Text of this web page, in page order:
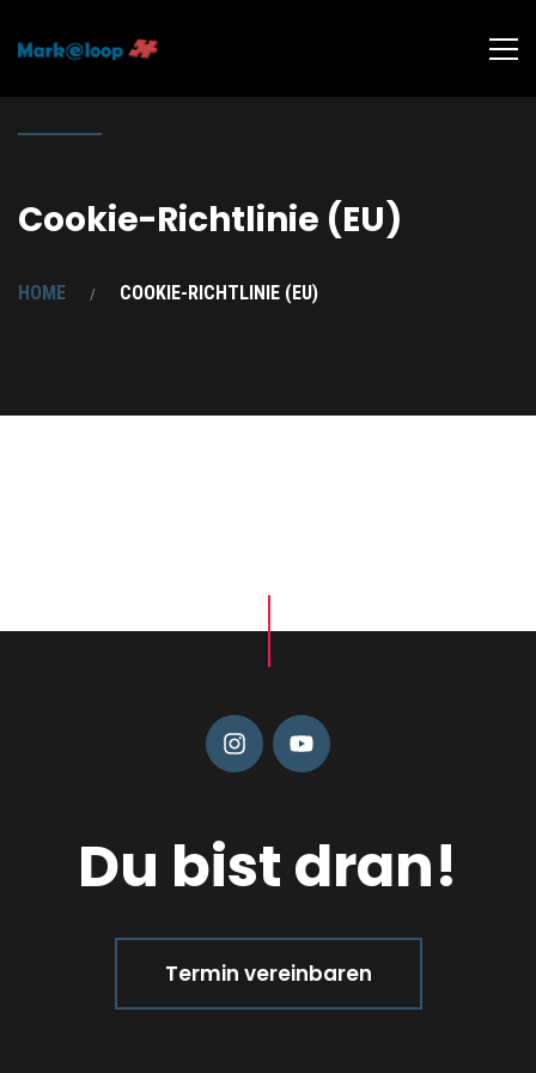
Cookie-Richtlinie (EU)
HOME COOKIE-RICHTLINIE (EU)
Du bist dran!
Termin vereinbaren